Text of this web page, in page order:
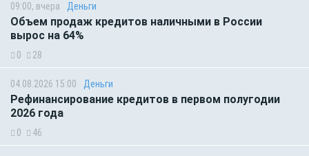
09:00, вчера Деньги
Объем продаж кредитов наличными в России
вырос на 64%
0 28
04.08.2026 15:00 Деньги
Рефинансирование кредитов в первом полугодии
2026 года
0 46